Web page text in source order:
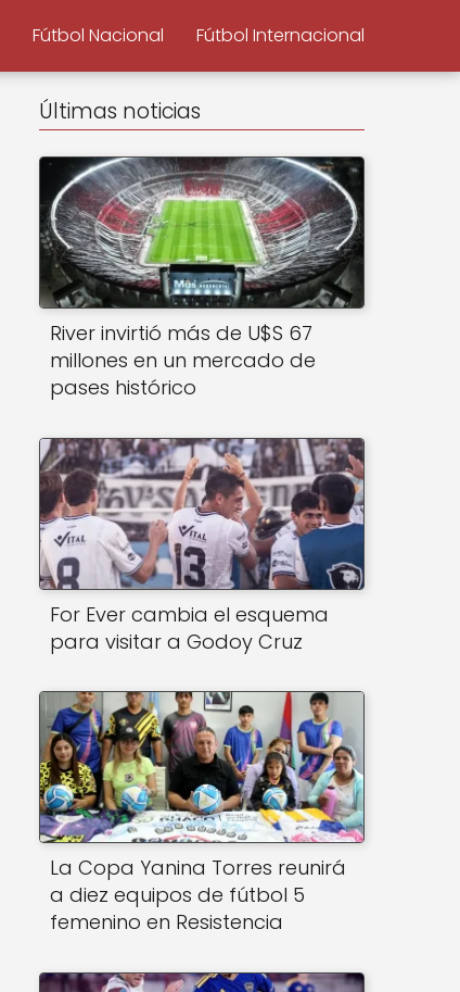
Fútbol Nacional Fútbol Internacional
Últimas noticias
River invirtió más de U$S 67
millones en un mercado de
pases histórico
For Ever cambia el esquema
para visitar a Godoy Cruz
La Copa Yanina Torres reunirá
a diez equipos de fútbol 5
femenino en Resistencia